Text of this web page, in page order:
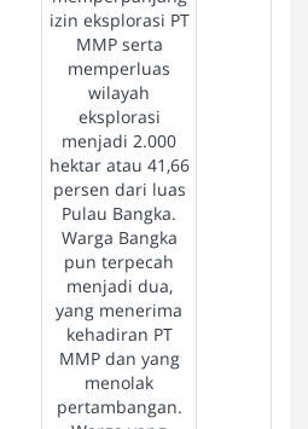
izin eksplorasi PT
MMP serta
memperluas
wilayah
eksplorasi
menjadi 2.000
hektar atau 41,66
persen dari luas
Pulau Bangka.
Warga Bangka
pun terpecah
menjadi dua,
yang menerima
kehadiran PT
MMP dan yang
menolak
pertambangan.